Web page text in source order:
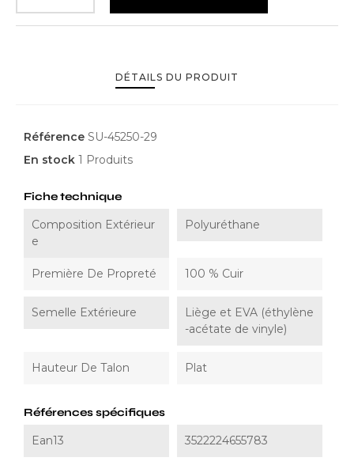
DÉTAILS DU PRODUIT
Référence SU-45250-29
En stock 1 Produits
Fiche technique
Composition Extérieur
E
Polyuréthane
Première De Propreté 100 % Cuir
Semelle Extérieure
Liège et EVA (éthylène
-acétate de vinyle)
Hauteur De Talon Plat
Références spécifiques
Ean13 3522224655783